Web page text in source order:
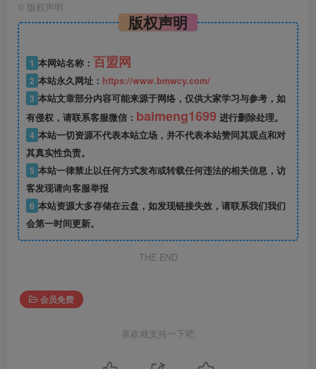
© 版权声明
版权声明
1 本网站名称： 百盟网
2 本站永久网址： https://www.bmwcy.com/
3 本站文章部分内容可能来源于网络，仅供大家学习与参考，如
有侵权，请联系客服微信： baimeng1699 进行删除处理。
4 本站一切资源不代表本站立场，并不代表本站赞同其观点和对
其真实性负责。
5 本站一律禁止以任何方式发布或转载任何违法的相关信息，访
客发现请向客服举报
6 本站资源大多存储在云盘，如发现链接失效，请联系我们我们
会第一时间更新。
THE END
会员免费
喜欢就支持一下吧